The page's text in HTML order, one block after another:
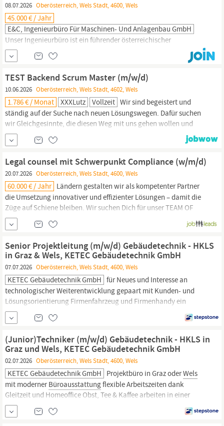
08.07.2026 Oberösterreich, Wels Stadt, 4600, Wels
45.000 € / Jahr
E&C, Ingenieurbüro Für Maschinen- Und Anlagenbau GmbH
Unser Ingenieurbüro ist ein führender österreichischer
Engineering-Dienstleister im Bereich Kraftwerks- und
Industrieanlagenbau mit Sitz in
Schlüssel zu unserem Erfolg liegt im Engagement und Knowhow
unserer Mitarbeiter. Zur langfristigen Festanstellung in unserer
Berechnungsabteilung suchen wir zum sofortigen Eintritt eine/n
TEST Backend Scrum Master (m/w/d)
10.06.2026 Oberösterreich, Wels Stadt, 4602, Wels
1.786 € / Monat XXXLutz Vollzeit Wir sind begeistert und
ständig auf der Suche nach neuen Lösungswegen. Dafür suchen
wir Gleichgesinnte, die diesen Weg mit uns gehen wollen und
bereit sind sich neuen Herausforderungen zu stellen. Untertitel
zum Bedarf Wien oder
(OÖ) Ihre
Aufgaben Unterstützung der Teams und Product Owner entlang
der...
Legal counsel mit Schwerpunkt Compliance (w/m/d)
20.07.2026 Oberösterreich, Wels Stadt, 4600, Wels
60.000 € / Jahr Ländern gestalten wir als kompetenter Partner
die Umsetzung innovativer und effizienter Lösungen – damit die
Züge auf Schiene bleiben. Wir suchen Dich für unser TEAM OF
STEEL am Standort
Managements und der Fachbereiche in Compliance-
Angelegenheiten; Funktion als Ansprechpartner:in für
regulatorische und interne Vorgaben
Senior Projektleitung (m/w/d) Gebäudetechnik - HKLS
in Graz & Wels, KETEC Gebäudetechnik GmbH
07.07.2026 Oberösterreich, Wels Stadt, 4600, Wels
KETEC Gebäudetechnik GmbH für Neues und Interesse an
technologischer Weiterentwicklung gepaart mit Kunden- und
Lösungsorientierung Firmenfahrzeug und Firmenhandy ein
eigenes Projektbüro in Graz oder
Büroausstattung
Homeoffice Obst, Tee & Kaffee arbeiten in einer Teamstruktur
flache und klare...
(Junior)Techniker (m/w/d) Gebäudetechnik - HKLS in
Graz und Wels, KETEC Gebäudetechnik GmbH
02.07.2026 Oberösterreich, Wels Stadt, 4600, Wels
KETEC Gebäudetechnik GmbH Projektbüro in Graz oderWels
mit modernerBüroausstattungflexible Arbeitszeiten dank
Gleitzeit und Homeoffice Obst, Tee & Kaffee arbeiten in einer
Teamstruktur flache und klare Strukturen und Verantwortungen
kurze Entscheidungswege und großer Entscheidungsspielraum